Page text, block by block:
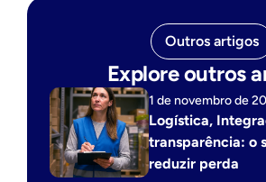
Outros artigos
Explore outros
1 de novembro de
Logística,
transparência: o
reduzir perda